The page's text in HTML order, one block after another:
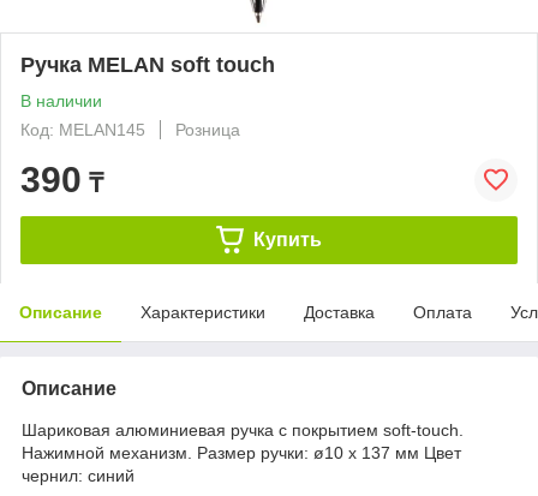
Ручка MELAN soft touch
В наличии
Код: MELAN145
Розница
390 ₸
Купить
Описание Характеристики Доставка Оплата
Описание
Шариковая алюминиевая ручка с покрытием soft-touch.
Нажимной механизм. Размер ручки: ø10 x 137 мм Цвет
чернил: синий